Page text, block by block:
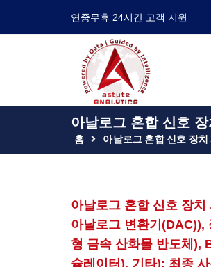
연중무휴 24시간 고객 지원
아날로그 혼합 신호
홈 아날로그 혼합 신호 장치
아날로그 혼합 신호 장
아날로그 변환기(DAC)),
형 금속 산화물 반도체),
슐레이터), 기타); 최종